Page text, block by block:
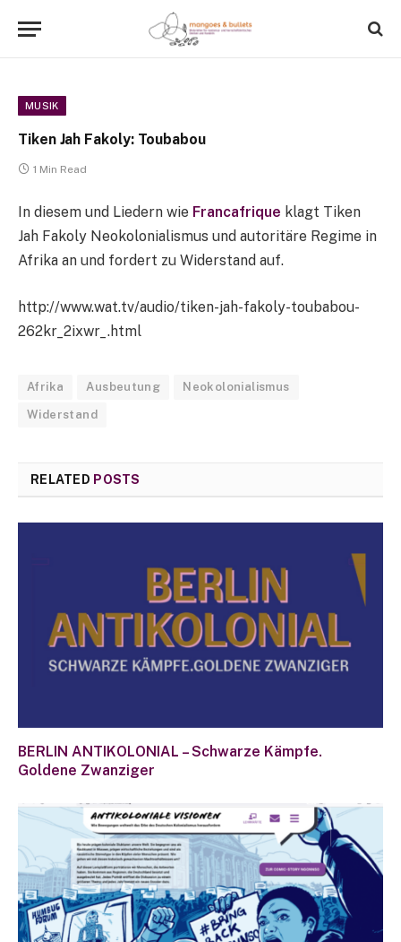
MUSIK
Tiken Jah Fakoly: Toubabou
1 Min Read
In diesem und Liedern wie Francafrique klagt Tiken
Jah Fakoly Neokolonialismus und autoritäre Regime in
Afrika an und fordert zu Widerstand auf.
http://www.wat.tv/audio/tiken-jah-fakoly-toubabou-
262kr_2ixwr_.html
Afrika Ausbeutung Neokolonialismus
Widerstand
RELATED POSTS
BERLIN ANTIKOLONIAL – Schwarze Kämpfe.
Goldene Zwanziger